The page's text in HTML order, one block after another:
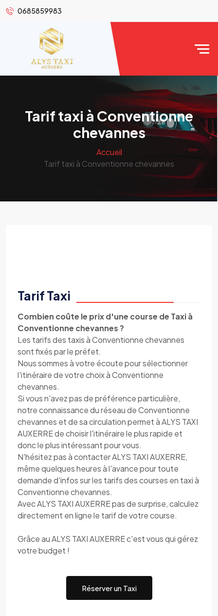
0685859983
Tarif taxi à Conventionne
chevannes
Accueil
Tarif taxi à Conventionne chevannes
Tarif Taxi
Combien coûte le prix d'une course de Taxi à
Conventionne chevannes ?
Les tarifs des taxis à Conventionne chevannes
sont fixés par le préfet.
Nous sommes à votre écoute pour sélectionner
l'itinéraire de votre choix à Conventionne
chevannes.
Si vous n'avez pas de préférence particulière,
notre connaissance du réseau de Conventionne
chevannes et de sa circulation permet à ALYS TAXI
AUXERRE de choisir l'itinéraire le plus rapide et
donc le plus intéressant pour vous.
N'hésitez pas à contacter ALYS TAXI AUXERRE,
même quelques heures à l'avance pour toute
demande d'infos sur les tarifs des courses en taxi à
Conventionne chevannes.
Avec ALYS TAXI AUXERRE pas de surprise, calculez
directement en ligne le tarif de votre course.
Grâce au ALYS TAXI AUXERRE c'est vous qui gérez
votre budget !
Réserver un Taxi